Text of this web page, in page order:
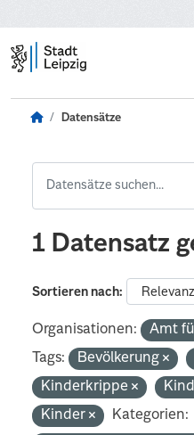
Datensätze
1 Datensatz
Sortieren nach
Organisationen:
Amt
Tags:
Bevölkerung
Kinderkrippe
Kinder
Kategorien: